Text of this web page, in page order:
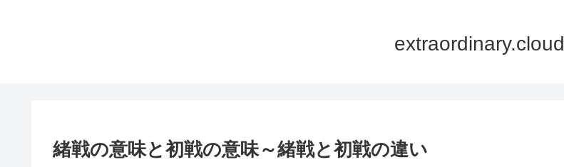
extraordinary.cloud
緒戦の意味と初戦の意味～緒戦と初戦の違い